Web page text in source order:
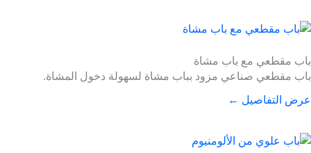
باب مقطعي مع باب مشاة
باب مقطعي صناعي مزود بباب مشاة لسهولة دخول المشاة.
عرض التفاصيل ←